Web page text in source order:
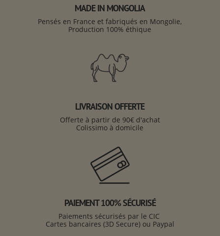
MADE IN MONGOLIA
Pensés en France et fabriqués en Mongolie,
Production 100% éthique
LIVRAISON OFFERTE
Offerte à partir de 90€ d'achat
Colissimo à domicile
PAIEMENT 100% SÉCURISÉ
Paiements sécurisés par le CIC
Cartes bancaires (3D Secure) ou Paypal